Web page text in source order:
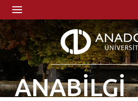
ANABİLGİ